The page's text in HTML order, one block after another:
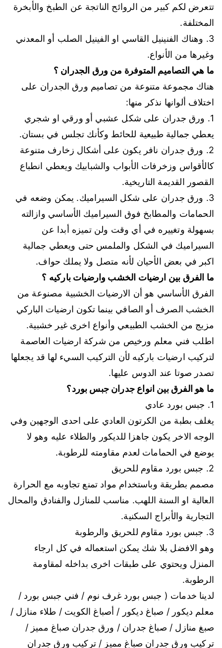
تتعرض لكم كبير من الروائح الناتجة عن الطبخ والأبخرة
المختلفة.
3. وهناك الفنينيل القاسي او الفينيل الصلب أو المعدني
وغيرها من الأنواع.
ما هي التصاميم المتوفرة من ورق الجدران ؟
هناك مجموعة متنوعة من تصاميم ورق الجدران على
اختلاف ألوانها نذكر منها:
1. ورق جدران على شكل عشبي أو ورقي او شجري
يعطي جمالية طبيعية للحائط وكأنك تجلس في بستان.
2. ورق جدران نافر يكون على أشكال زخارف متنوعة
كالأقواس وزخرفات الأبواب والشبابيك ويعطي انطباع
القصور القديمة التاريخية.
3. ورق جدران على شكل السيراميك. يمكن وضعه في
الحمامات والمطابخ فوق السيراميك الأساسي وازالته
بسهولة وتغييره في أي وقت ولن تميزه أبدا عن
السيراميك في الشكل والملمس حتى ويعطي جمالية
اكبر في بعض الأحيان لأنه متصل ولا يملك حواف.
ما الفرق بين ارضيات الخشب وارضيات باركيه ؟
الفرق الأساسي هو أن الارضيات الخشبية مصنوعة من
الخشب الصرف أو الصافي بينما تكون ارضيات الباركي
مزيج من الخشب الطبيعي وأنواع اخرى غير خشبية.
اطلب فني معلم ورخيص من شركة ارضيات العاصمة
لتركيب ارضيات باركيه لأن التركيب السيء لها قد يجعلها
تصدر صوتا عند الدوس عليها.
ما هو الفرق بين انواع جدران جبس بورد؟
1. جبس بورد عادي
يغلف بطبة من الكرتون العادي على احدى الوجهين وفي
الوجه الاخر يكون جاهزا للديكور والطلاء عليه وهو لا
يوضع في الحمامات لعدم مقاومته للرطوبة.
2. جبس بورد مقاوم للحريق
مصمم بطريقة وباستخدام مواد تمنع تجاوبه مع الحرارة
العالية او السنة اللهب. مناسب للمنازل والفنادق والمحال
التجارية والأبراج السكنية.
3. جبس بورد مقاوم للحريق والرطوبة
وهو الافضل بلا شك يمكن استعماله في كل ارجاء
المنزل ويحتوي على طبقات اخرى بداخله لمقاومة
الرطوبة.
لدينا خدمات ( جبس بورد غرف نوم / فني جبس بورد /
معلم ديكور / صباغ ديكور / أصباغ الكويت / طلاء منازل /
صبغ منازل / صباغ جدران / ورق جدران صباغ مميز /
تركيب ورق جدران صباغ مميز / تركيب ورق جدران